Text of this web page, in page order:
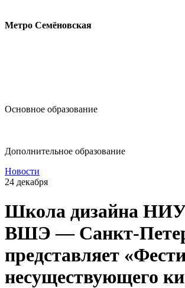
Метро Семёновская
Основное образование
Дополнительное образование
Новости
24 декабря
Школа дизайна
ВШЭ — Санкт-
представляет
несуществующего